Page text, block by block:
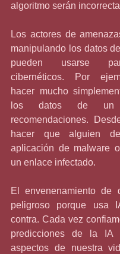
algoritmo serán
Los actores de
manipulando los datos
pueden usarse
cibernéticos. Por
hacer mucho
los datos de un
recomendaciones.
hacer que alguien
aplicación de malware
un enlace infectado.
El envenenamiento de
peligroso porque usa
contra. Cada vez
predicciones de la IA
aspectos de nuestra